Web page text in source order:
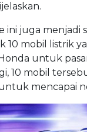
ini juga menjadi
10 mobil listrik
untuk
10 mobil
mencapai